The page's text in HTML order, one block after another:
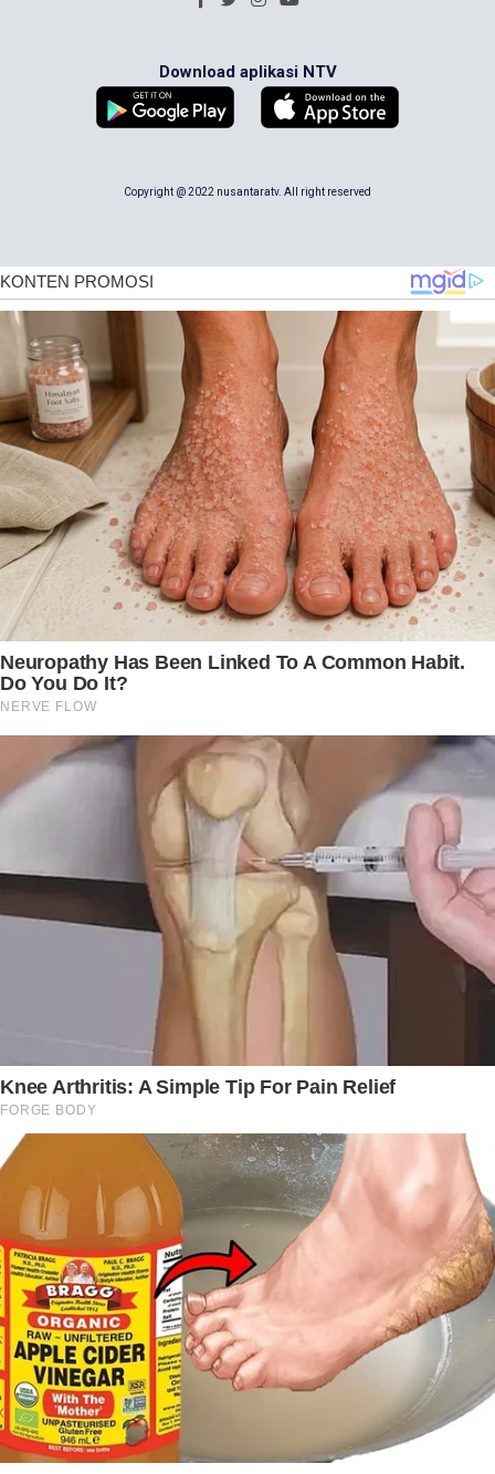
Download aplikasi NTV
Copyright @ 2022 nusantaratv. All right reserved